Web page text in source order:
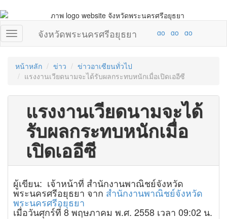
จังหวัดพระนครศรีอยุธยา
หน้าหลัก ข่าว
ข่าวอาเซียนทั่วไป
แรงงานเวียดนามจะได้รับผลกระทบหนักเมื่อเปิดเออีซี
แรงงานเวียดนามจะได้
รับผลกระทบหนักเมื่อ
เปิดเออีซี
ผู้เขียน: เจ้าหน้าที่ สำนักงานพาณิชย์จังหวัด
พระนครศรีอยุธยา จาก สำนักงานพาณิชย์จังหวัด
พระนครศรีอยุธยา
เมื่อวันศุกร์ที่ 8 พฤษภาคม พ.ศ. 2558 เวลา 09:02 น.